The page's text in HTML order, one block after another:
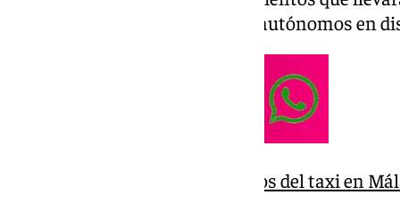
pilotados y los drones de carga autónomos en
Estos son los nuevos precios del taxi en